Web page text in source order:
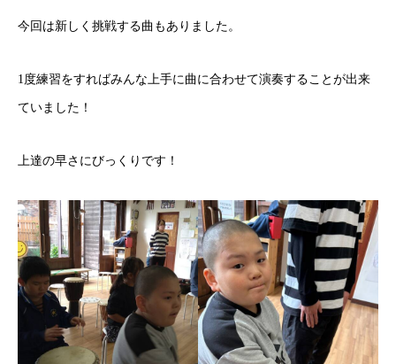
今回は新しく挑戦する曲もありました。
1度練習をすればみんな上手に曲に合わせて演奏することが出来
ていました！
上達の早さにびっくりです！